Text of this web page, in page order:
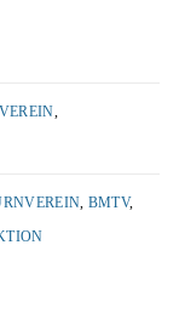
,
, BMTV,